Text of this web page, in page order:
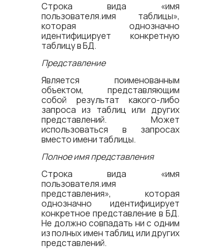
Строка вида «имя
пользователя.имя таблицы»,
которая однозначно
идентифицирует конкретную
таблицу в БД.
Представление
Является поименованным
объектом, представляющим
собой результат какого-либо
запроса из таблиц или других
представлений. Может
использоваться в запросах
вместо имени таблицы.
Полное имя представления
Строка вида «имя
пользователя.имя
представления», которая
однозначно идентифицирует
конкретное представление в БД.
Не должно совпадать ни с одним
из полных имен таблиц или других
представлений.